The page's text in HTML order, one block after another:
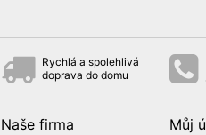
Rychlá a spolehlivá
doprava do domu
Naše firma Můj